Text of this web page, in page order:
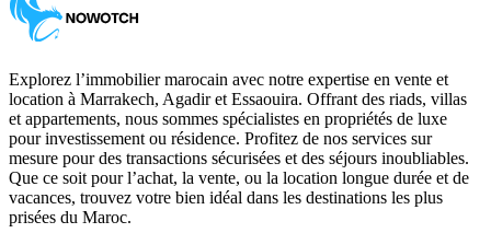
Explorez l’immobilier marocain avec notre expertise en vente et
location à Marrakech, Agadir et Essaouira. Offrant des riads, villas
et appartements, nous sommes spécialistes en propriétés de luxe
pour investissement ou résidence. Profitez de nos services sur
mesure pour des transactions sécurisées et des séjours inoubliables.
Que ce soit pour l’achat, la vente, ou la location longue durée et de
vacances, trouvez votre bien idéal dans les destinations les plus
prisées du Maroc.